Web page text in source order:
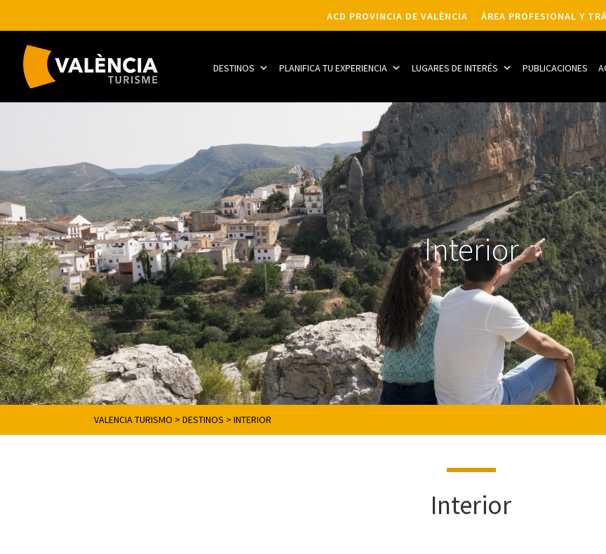
ACD PROVINCIA DE VALÈNCIA ÁREA PROFESIONAL Y
DESTINOS PLANIFICA TU EXPERIENCIA LUGARES DE INTERÉS PUBLICACIONES
Interior
VALENCIA TURISMO >DESTINOS >INTERIOR
Interior